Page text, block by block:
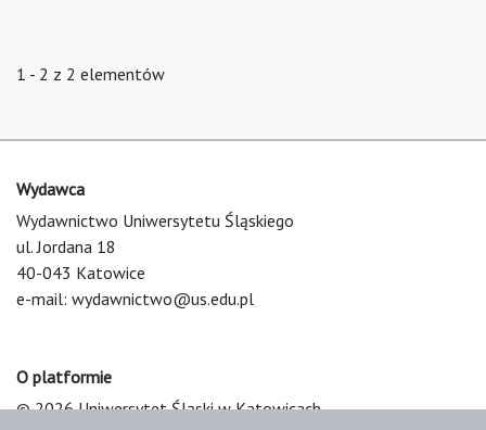
1 - 2 z 2 elementów
Wydawca
Wydawnictwo Uniwersytetu Śląskiego
ul. Jordana 18
40-043 Katowice
e-mail: wydawnictwo@us.edu.pl
O platformie
© 2026 Uniwersytet Śląski w Katowicach